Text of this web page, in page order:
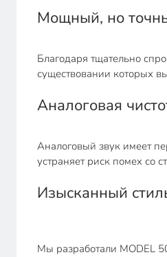
Мощный, но
Благодаря тщательно
существовании которых
Аналоговая
Аналоговый звук имеет
устраняет риск помех со
Изысканный
Мы разработали MODEL